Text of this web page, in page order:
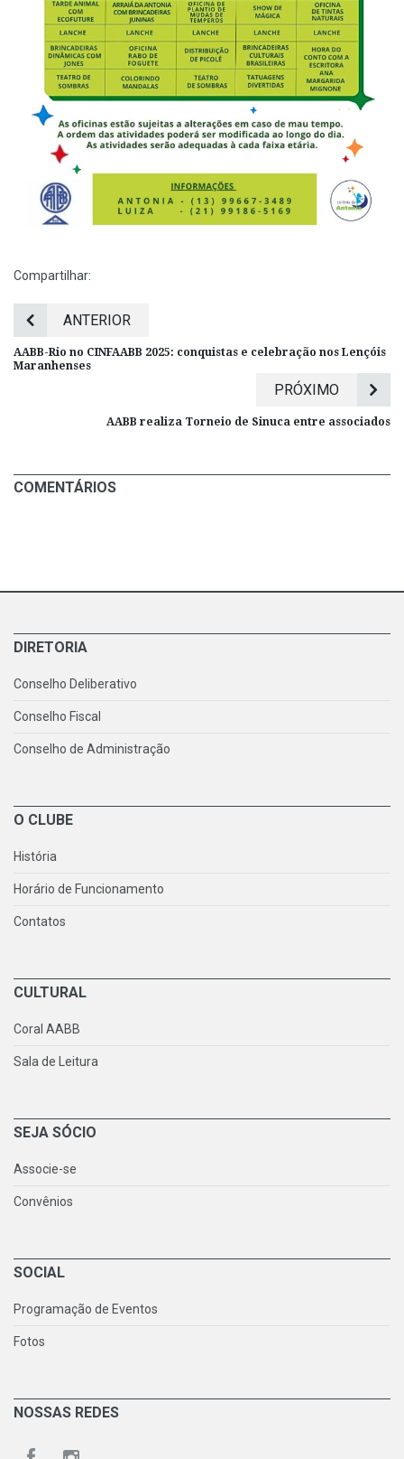
Compartilhar:
ANTERIOR
AABB-Rio no CINFAABB 2025: conquistas e celebração nos Lençóis
Maranhenses
PRÓXIMO
AABB realiza Torneio de Sinuca entre associados
COMENTÁRIOS
DIRETORIA
Conselho Deliberativo
Conselho Fiscal
Conselho de Administração
O CLUBE
História
Horário de Funcionamento
Contatos
CULTURAL
Coral AABB
Sala de Leitura
SEJA SÓCIO
Associe-se
Convênios
SOCIAL
Programação de Eventos
Fotos
NOSSAS REDES